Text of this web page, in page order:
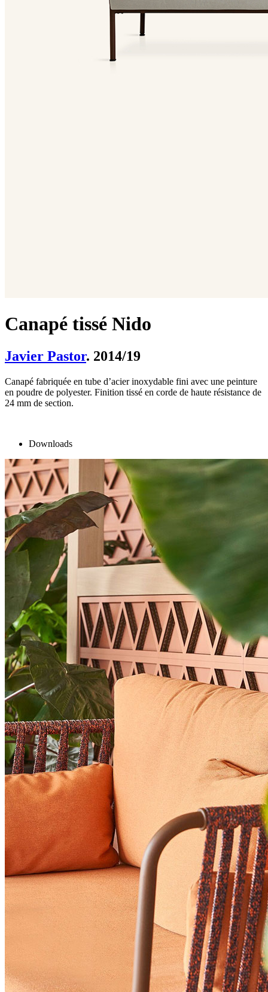
Canapé tissé Nido
Javier Pastor. 2014/19
Canapé fabriquée en tube d’acier inoxydable fini avec une peinture
en poudre de polyester. Finition tissé en corde de haute résistance de
24 mm de section.
Downloads